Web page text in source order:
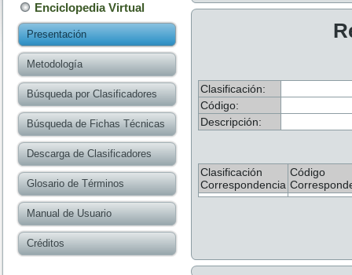
Enciclopedia Virtual
Presentación
Metodología
Búsqueda por Clasificadores
Búsqueda de Fichas Técnicas
Descarga de Clasificadores
Glosario de Términos
Manual de Usuario
Créditos
Clasificación:
Código:
Descripción:
Clasificación
Correspondencia
Código